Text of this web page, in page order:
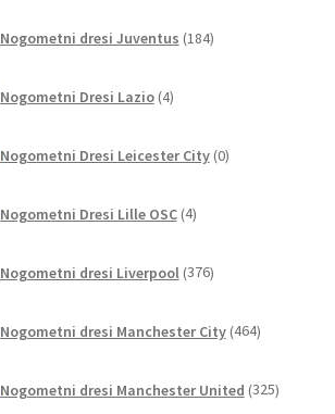
Nogometni dresi Juventus 184izdelkov
Nogometni Dresi Lazio 4izdelki
Nogometni Dresi Leicester City 0izdelkov
Nogometni Dresi Lille OSC 4izdelki
Nogometni dresi Liverpool 376izdelkov
Nogometni dresi Manchester City 464izdelkov
Nogometni dresi Manchester United 325izdelkov